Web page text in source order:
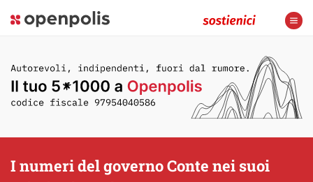
I numeri del governo Conte nei suoi